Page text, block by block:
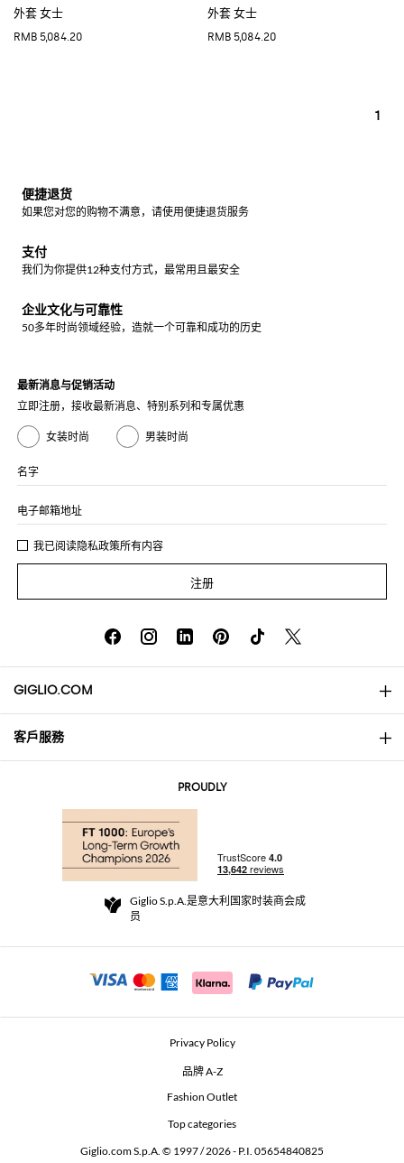
外套 女士
RMB 5,084.20
外套 女士
RMB 5,084.20
1
便捷退货
如果您对您的购物不满意，请使用便捷退货服务
支付
我们为你提供12种支付方式，最常用且最安全
企业文化与可靠性
50多年时尚领域经验，造就一个可靠和成功的历史
最新消息与促销活动
立即注册，接收最新消息、特别系列和专属优惠
女装时尚 男装时尚
名字
电子邮箱地址
我已阅读隐私政策所有内容
注册
GIGLIO.COM
About
Community Store
Beauty Seekers VIP Club
客戶服務
退货与退款
For a safe shopping experience
Security Communication
PROUDLY
Giglio S.p.A.是意大利国家时装商会成
员
Privacy Policy
品牌 A-Z
Fashion Outlet
Top categories
Giglio.com S.p.A. © 1997 / 2026 - P.I. 05654840825